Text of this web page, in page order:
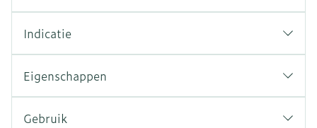
Indicatie
Eigenschappen
Gebruik